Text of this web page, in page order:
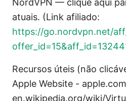
atuais. (Link afiliado:
https://go.nordvpn.net/
Recursos úteis (não
Apple Website -
en.wikipedia.org/wiki/